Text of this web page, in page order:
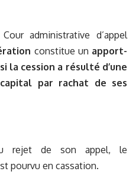
administrative d’appel
constitue un apport-
la cession a résulté d’une
par rachat de ses
rejet de son appel, le
pourvu en cassation.